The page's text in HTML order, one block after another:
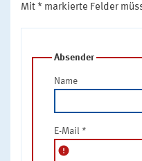
Mit * markierte Felder
Absender
Name
E-Mail *
error